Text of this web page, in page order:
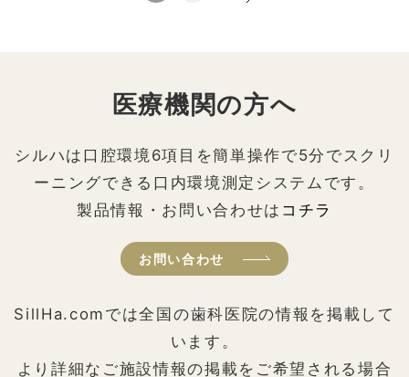
医療機関の方へ
シルハは口腔環境6項目を簡単操作で5分でスクリ
ーニングできる口内環境測定システムです。
製品情報・お問い合わせは コチラ
お問い合わせ
SillHa.comでは全国の歯科医院の情報を掲載して
います。
より詳細なご施設情報の掲載をご希望される場合